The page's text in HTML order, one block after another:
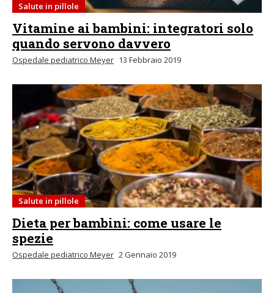
Salute in pillole
Vitamine ai bambini: integratori solo
quando servono davvero
Ospedale pediatrico Meyer 13 Febbraio 2019
Salute in pillole
Dieta per bambini: come usare le
spezie
Ospedale pediatrico Meyer 2 Gennaio 2019